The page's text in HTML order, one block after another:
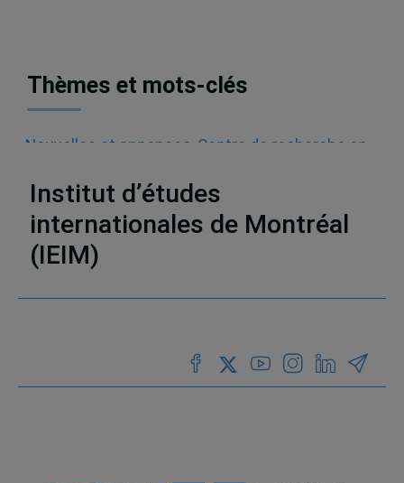
Thèmes et mots-clés
Nouvelles et annonces Centre de recherche en
Institut d’études
internationales de Montréal
(IEIM)